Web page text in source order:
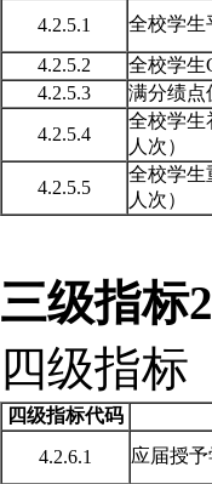
4.2.5.1
全校学生
4.2.5.2
全校学生
4.2.5.3
满分绩点
4.2.5.4
全校学生
人次）
4.2.5.5
全校学生
人次）
三级指标
四级指标
四级指标代码
4.2.6.1
应届授